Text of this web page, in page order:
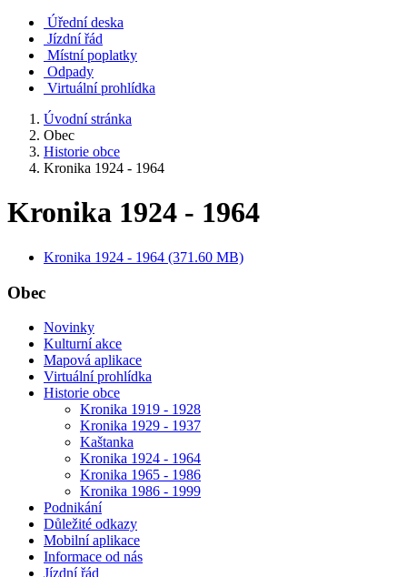
Úřední deska
Jízdní řád
Místní poplatky
Odpady
Virtuální prohlídka
Úvodní stránka
Obec
Historie obce
Kronika 1924 - 1964
Kronika 1924 - 1964
Kronika 1924 - 1964 (371.60 MB)
Obec
Novinky
Kulturní akce
Mapová aplikace
Virtuální prohlídka
Historie obce
Kronika 1919 - 1928
Kronika 1929 - 1937
Kaštanka
Kronika 1924 - 1964
Kronika 1965 - 1986
Kronika 1986 - 1999
Podnikání
Důležité odkazy
Mobilní aplikace
Informace od nás
Jízdní řád